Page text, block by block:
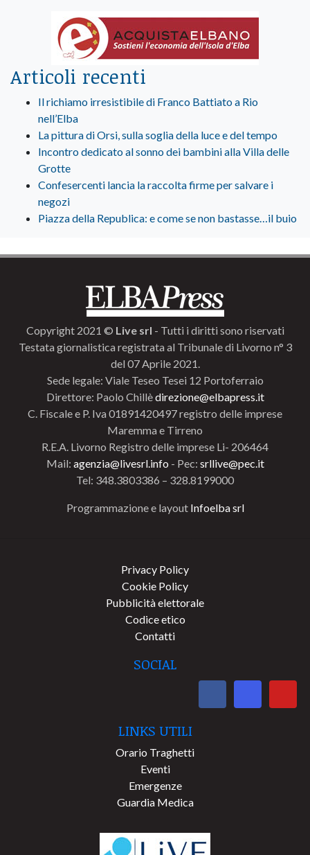
Articoli recenti
Il richiamo irresistibile di Franco Battiato a Rio
nell’Elba
La pittura di Orsi, sulla soglia della luce e del tempo
Incontro dedicato al sonno dei bambini alla Villa delle
Grotte
Confesercenti lancia la raccolta firme per salvare i
negozi
Piazza della Republica: e come se non bastasse…il buio
Copyright 2021 © Live srl - Tutti i diritti sono riservati
Testata giornalistica registrata al Tribunale di Livorno n° 3
del 07 Aprile 2021.
Sede legale: Viale Teseo Tesei 12 Portoferraio
Direttore: Paolo Chillèdirezione@elbapress.it
C. Fiscale e P. Iva 01891420497 registro delle imprese
Maremma e Tirreno
R.E.A. Livorno Registro delle imprese Li- 206464
Mail: agenzia@livesrl.info - Pec: srllive@pec.it
Tel: 348.3803386 – 328.8199000
Programmazione e layout Infoelba srl
Privacy Policy
Cookie Policy
Pubblicità elettorale
Codice etico
Contatti
SOCIAL
LINKS UTILI
Orario Traghetti
Eventi
Emergenze
Guardia Medica